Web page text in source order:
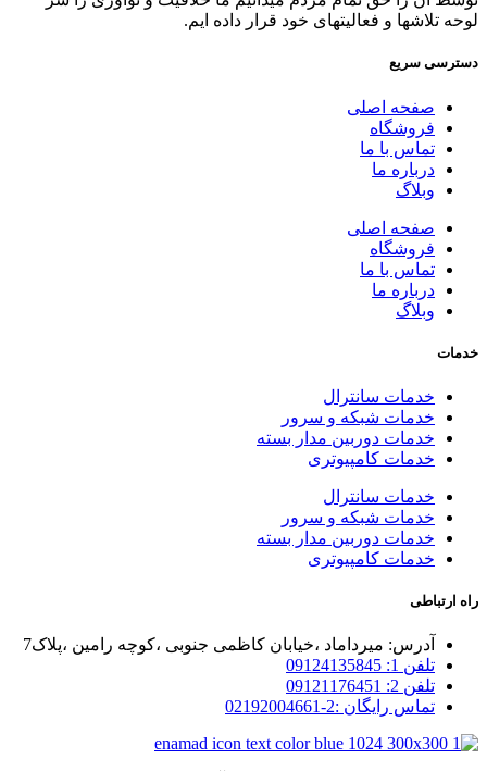
لوحه تلاشها و فعالیتهای خود قرار داده ایم.
دسترسی سریع
صفحه اصلی
فروشگاه
تماس با ما
درباره ما
وبلاگ
صفحه اصلی
فروشگاه
تماس با ما
درباره ما
وبلاگ
خدمات
خدمات سانترال
خدمات شبکه و سرور
خدمات دوربین مدار بسته
خدمات کامپیوتری
خدمات سانترال
خدمات شبکه و سرور
خدمات دوربین مدار بسته
خدمات کامپیوتری
راه ارتباطی
آدرس: میرداماد ،خیابان کاظمی جنوبی ،کوچه رامین ،پلاک7
تلفن 1: 09124135845
تلفن 2: 09121176451
تماس رایگان :2-02192004661